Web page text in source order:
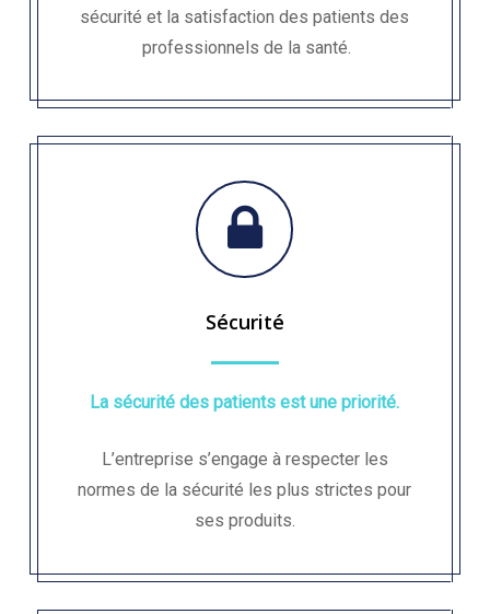
sécurité et la satisfaction des patients des
professionnels de la santé.
Sécurité
La sécurité des patients est une priorité.
L’entreprise s’engage à respecter les
normes de la sécurité les plus strictes pour
ses produits.